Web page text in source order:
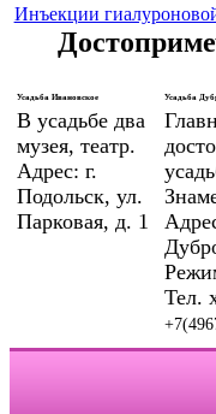
Инъекции
Усадьба Ивановское
В усадьбе два
музея, театр.
Адрес: г.
Подольск, ул.
Парковая, д. 1
Усадьба
Тел.